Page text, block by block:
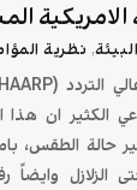
, نظرية
الكثير ان هذا
حالة الطقس،
الزلازل وايضاً